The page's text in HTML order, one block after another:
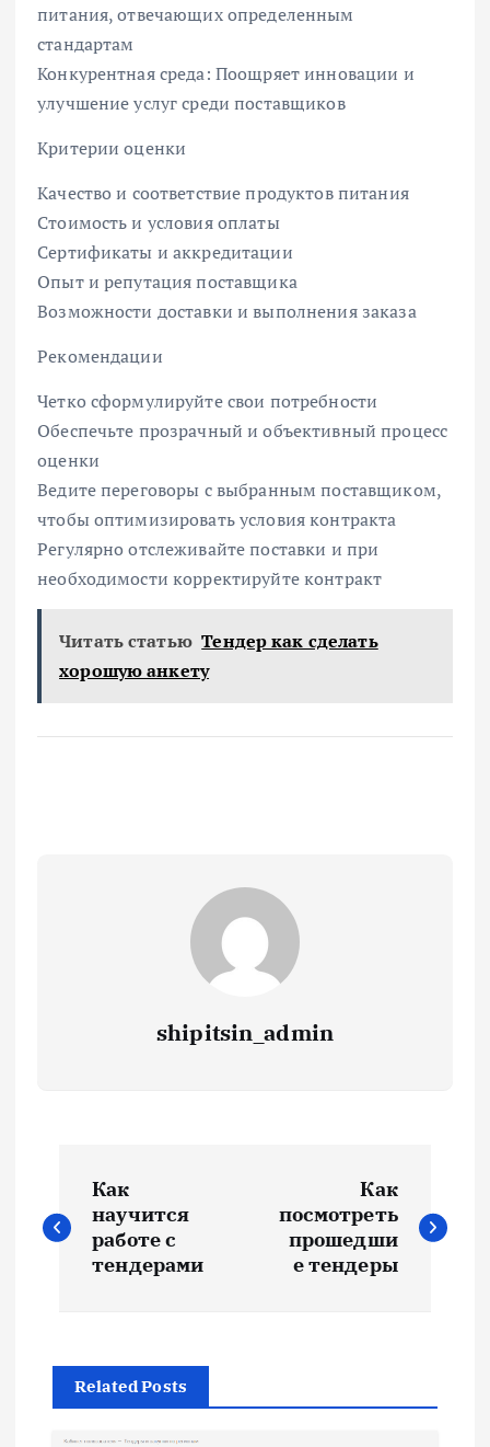
питания, отвечающих определенным
стандартам
Конкурентная среда: Поощряет инновации и
улучшение услуг среди поставщиков
Критерии оценки
Качество и соответствие продуктов питания
Стоимость и условия оплаты
Сертификаты и аккредитации
Опыт и репутация поставщика
Возможности доставки и выполнения заказа
Рекомендации
Четко сформулируйте свои потребности
Обеспечьте прозрачный и объективный процесс
оценки
Ведите переговоры с выбранным поставщиком,
чтобы оптимизировать условия контракта
Регулярно отслеживайте поставки и при
необходимости корректируйте контракт
Читать статью Тендер как сделать
хорошую анкету
shipitsin_admin
а
г
Как
научится
работе с
тендерами
Как
посмотреть
прошедши
е тендеры
Related Posts